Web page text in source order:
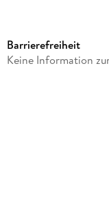
Ravensburger Puzzle
Verlag/Hersteller
Barrierefreiheit
Keine Information